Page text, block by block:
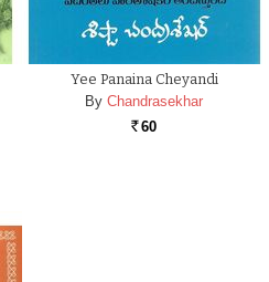
Yee Panaina Cheyandi
By Chandrasekhar
Rs. 60